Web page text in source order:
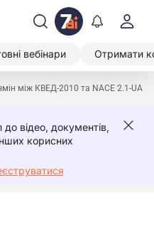
вебінари Отримати
між КВЕД-2010 та NACE 2.1-UА
відео, документів,
корисних